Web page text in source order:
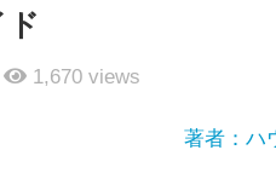
1,670 views
著者：ハ